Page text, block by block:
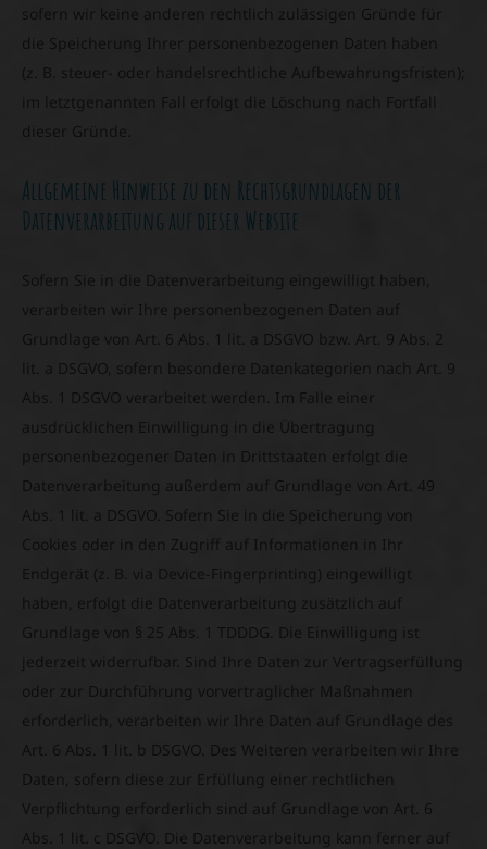
sofern wir keine anderen rechtlich zulässigen Gründe für
die Speicherung Ihrer personenbezogenen Daten haben
(z. B. steuer- oder handelsrechtliche Aufbewahrungsfristen);
im letztgenannten Fall erfolgt die Löschung nach Fortfall
dieser Gründe.
Allgemeine Hinweise zu den Rechtsgrundlagen der
Datenverarbeitung auf dieser Website
Sofern Sie in die Datenverarbeitung eingewilligt haben,
verarbeiten wir Ihre personenbezogenen Daten auf
Grundlage von Art. 6 Abs. 1 lit. a DSGVO bzw. Art. 9 Abs. 2
lit. a DSGVO, sofern besondere Datenkategorien nach Art. 9
Abs. 1 DSGVO verarbeitet werden. Im Falle einer
ausdrücklichen Einwilligung in die Übertragung
personenbezogener Daten in Drittstaaten erfolgt die
Datenverarbeitung außerdem auf Grundlage von Art. 49
Abs. 1 lit. a DSGVO. Sofern Sie in die Speicherung von
Cookies oder in den Zugriff auf Informationen in Ihr
Endgerät (z. B. via Device-Fingerprinting) eingewilligt
haben, erfolgt die Datenverarbeitung zusätzlich auf
Grundlage von § 25 Abs. 1 TDDDG. Die Einwilligung ist
jederzeit widerrufbar. Sind Ihre Daten zur Vertragserfüllung
oder zur Durchführung vorvertraglicher Maßnahmen
erforderlich, verarbeiten wir Ihre Daten auf Grundlage des
Art. 6 Abs. 1 lit. b DSGVO. Des Weiteren verarbeiten wir Ihre
Daten, sofern diese zur Erfüllung einer rechtlichen
Verpflichtung erforderlich sind auf Grundlage von Art. 6
Abs. 1 lit. c DSGVO. Die Datenverarbeitung kann ferner auf